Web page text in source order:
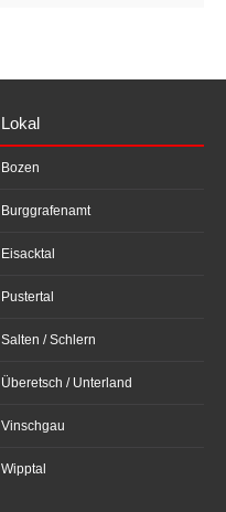
Lokal
Bozen
Burggrafenamt
Eisacktal
Pustertal
Salten / Schlern
Überetsch / Unterland
Vinschgau
Wipptal